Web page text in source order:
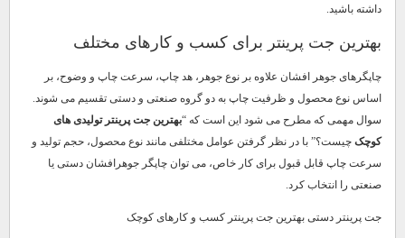
داشته باشید.
بهترین جت پرینتر برای کسب و کارهای مختلف
چاپگرهای جوهر افشان علاوه بر نوع جوهر، هد چاپ، سرعت چاپ و وضوح، بر
اساس نوع محصول و ظرفیت چاپ به دو گروه صنعتی و دستی تقسیم می شوند.
سوال مهمی که مطرح می شود این است که “بهترین جت پرینتر تولیدی های
کوچک چیست؟” با در نظر گرفتن عوامل مختلفی مانند نوع محصول، حجم تولید و
سرعت چاپ قابل قبول برای کار خاص، می توان چاپگر جوهرافشان دستی یا
صنعتی را انتخاب کرد.
جت پرینتر دستی بهترین جت پرینتر کسب و کارهای کوچک